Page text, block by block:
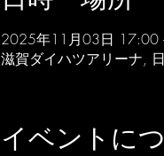
2025年11月03日 17:00
滋賀ダイハツアリーナ,
イベントに